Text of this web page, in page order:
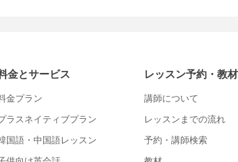
金とサービス
金プラン
ラスネイティブプラン
国語・中国語レッスン
レッスン予約・教材
講師について
レッスンまでの流れ
予約・講師検索